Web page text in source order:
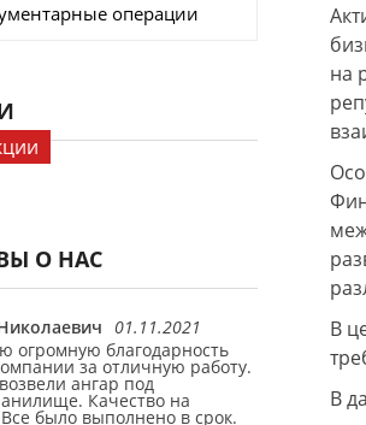
операции
О НАС
01.11.2021
огромную благодарность
за отличную работу.
ангар под
Качество на
было выполнено в срок.
Антон
Заказывал
склада.
на
В
В